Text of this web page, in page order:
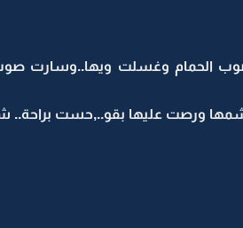
الحمام وغسلت ويها..وسارت
ورصت عليها بقو..,حست براحة..